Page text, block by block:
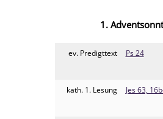
1.
ev. Predigttext
kath. 1. Lesung
Ps 24
Jes 63,